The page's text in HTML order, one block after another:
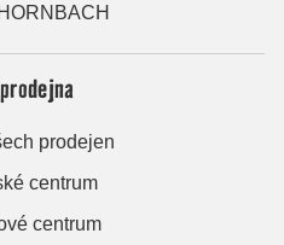
prodejen
centrum
centrum